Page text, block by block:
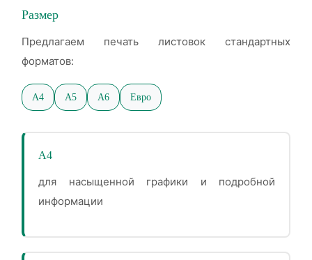
Размер
Предлагаем печать листовок стандартных
форматов:
А4 А5 А6 Евро
А4
для насыщенной графики и подробной
информации